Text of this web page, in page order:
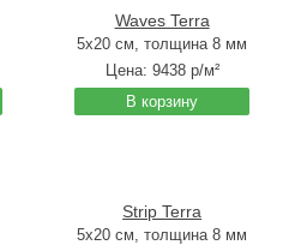
Waves Terra
5x20 см, толщина 8 мм
Цена: 9438р/м²
В корзину
Strip Terra
5x20 см, толщина 8 мм